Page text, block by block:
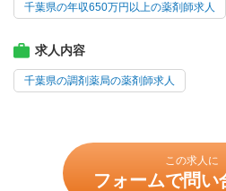
千葉県の年収650万円以上の薬剤師求人
求人内容
千葉県の調剤薬局の薬剤師求人
この求人に
フォームで問い